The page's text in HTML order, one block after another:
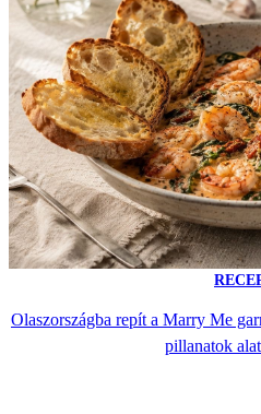
Olaszországba repít a Marry Me
pillanatok